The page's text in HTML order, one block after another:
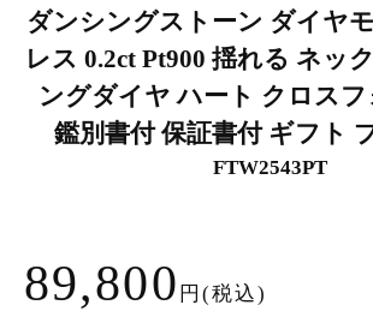
ダンシングストーン ダイヤ
レス 0.2ct Pt900 揺れる ネッ
ングダイヤ ハート クロスフ
鑑別書付 保証書付 ギフト
FTW2543PT
89,800 円(税込)